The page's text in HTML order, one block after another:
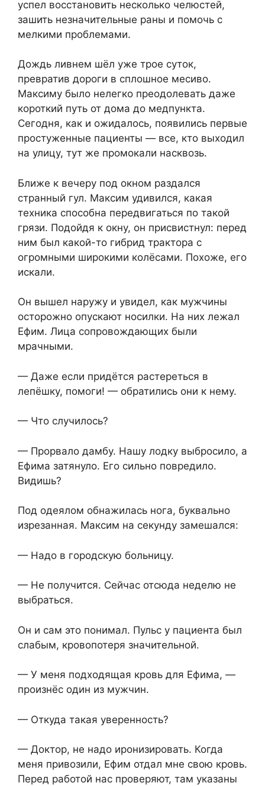
успел восстановить несколько челюстей,
зашить незначительные раны и помочь с
мелкими проблемами.
Дождь ливнем шёл уже трое суток,
превратив дороги в сплошное месиво.
Максиму было нелегко преодолевать даже
короткий путь от дома до медпункта.
Сегодня, как и ожидалось, появились первые
простуженные пациенты — все, кто выходил
на улицу, тут же промокали насквозь.
Ближе к вечеру под окном раздался
странный гул. Максим удивился, какая
техника способна передвигаться по такой
грязи. Подойдя к окну, он присвистнул: перед
ним был какой-то гибрид трактора с
огромными широкими колёсами. Похоже, его
искали.
Он вышел наружу и увидел, как мужчины
осторожно опускают носилки. На них лежал
Ефим. Лица сопровождающих были
мрачными.
— Даже если придётся растереться в
лепёшку, помоги! — обратились они к нему.
— Что случилось?
— Прорвало дамбу. Нашу лодку выбросило, а
Ефима затянуло. Его сильно повредило.
Видишь?
Под одеялом обнажилась нога, буквально
изрезанная. Максим на секунду замешался:
— Надо в городскую больницу.
— Не получится. Сейчас отсюда неделю не
выбраться.
Он и сам это понимал. Пульс у пациента был
слабым, кровопотеря значительной.
— У меня подходящая кровь для Ефима, —
произнёс один из мужчин.
— Откуда такая уверенность?
— Доктор, не надо иронизировать. Когда
меня привозили, Ефим отдал мне свою кровь.
Перед работой нас проверяют, там указаны